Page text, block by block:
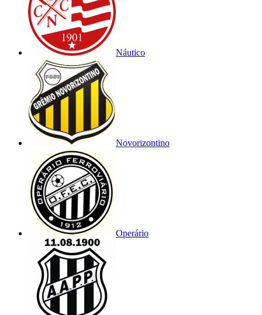
Náutico
Novorizontino
Operário